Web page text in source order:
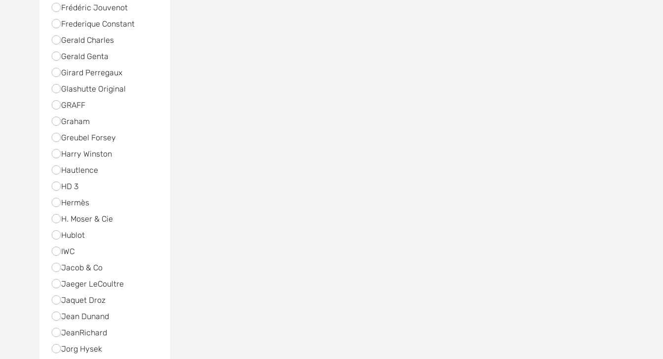
Frédéric Jouvenot
Frederique Constant
Gerald Charles
Gerald Genta
Girard Perregaux
Glashutte Original
GRAFF
Graham
Greubel Forsey
Harry Winston
Hautlence
HD 3
Hermès
H. Moser & Cie
Hublot
IWC
Jacob & Co
Jaeger LeCoultre
Jaquet Droz
Jean Dunand
JeanRichard
Jorg Hysek